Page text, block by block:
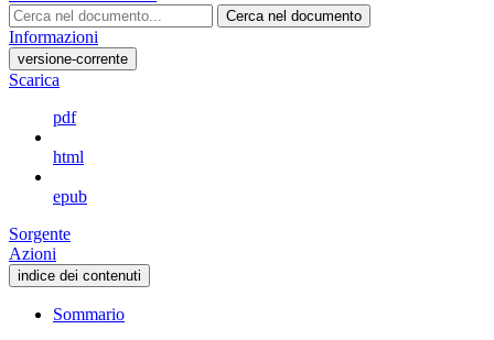
Cerca nel documento
Informazioni
versione-corrente
Scarica
pdf
html
epub
Sorgente
Azioni
indice dei contenuti
Sommario